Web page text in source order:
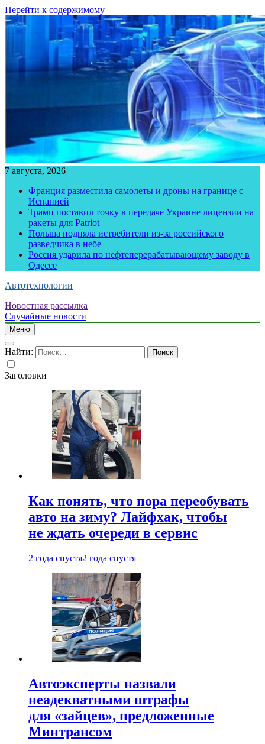
Перейти к содержимому
7 августа, 2026
Франция разместила самолеты и дроны на границе с
Испанией
Трамп поставил точку в передаче Украине лицензии на
ракеты для Patriot
Польша подняла истребители из-за российского
разведчика в небе
Россия ударила по нефтеперерабатывающему заводу в
Одессе
Автотехнологии
Новостная рассылка
Случайные новости
Меню
Найти:
Заголовки
Как понять, что пора переобувать
авто на зиму? Лайфхак, чтобы
не ждать очереди в сервис
2 года спустя2 года спустя
Автоэксперты назвали
неадекватными штрафы
для «зайцев», предложенные
Минтрансом